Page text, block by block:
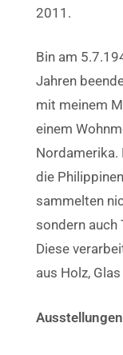
2011.
Bin am
Jahren
mit meinem
einem
Nordamerika.
die
sammelten
sondern auch
Diese
aus Holz,